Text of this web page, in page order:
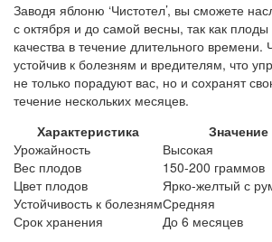
Заводя яблоню ‘Чистотел’, вы сможете
с октября и до самой весны, так как
качества в течение длительного времени.
устойчив к болезням и вредителям, что
не только порадуют вас, но и сохранят
течение нескольких месяцев.
Характеристика
Значение
Урожайность
Высокая
Вес плодов
150-200 граммов
Цвет плодов
Ярко-желтый с
Устойчивость к болезнямСредняя
Срок хранения
До 6 месяцев